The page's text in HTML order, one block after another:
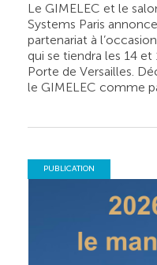
Le GIMELEC et le
Systems Paris
partenariat à
qui se tiendra les 14
Porte de Versailles.
le GIMELEC comme
PUBLICATION